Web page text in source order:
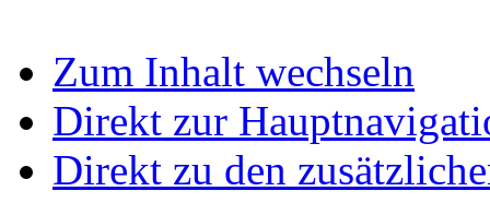
Zum Inhalt wechseln
Direkt zur
Direkt zu den